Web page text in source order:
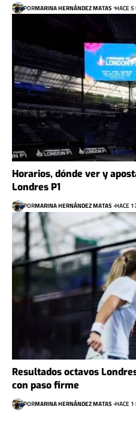
PORMARINA HERNÁNDEZ MATAS HACE 5
Horarios, dónde ver y
Londres P1
PORMARINA HERNÁNDEZ MATAS HACE
Resultados octavos
con paso firme
PORMARINA HERNÁNDEZ MATAS HACE 1